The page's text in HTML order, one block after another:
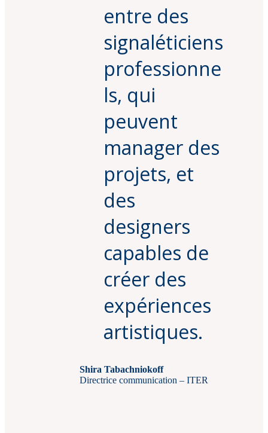
entre des
signaléticiens
professionne
ls, qui
peuvent
manager des
projets, et
des
designers
capables de
créer des
expériences
artistiques.
Shira Tabachniokoff
Directrice communication – ITER